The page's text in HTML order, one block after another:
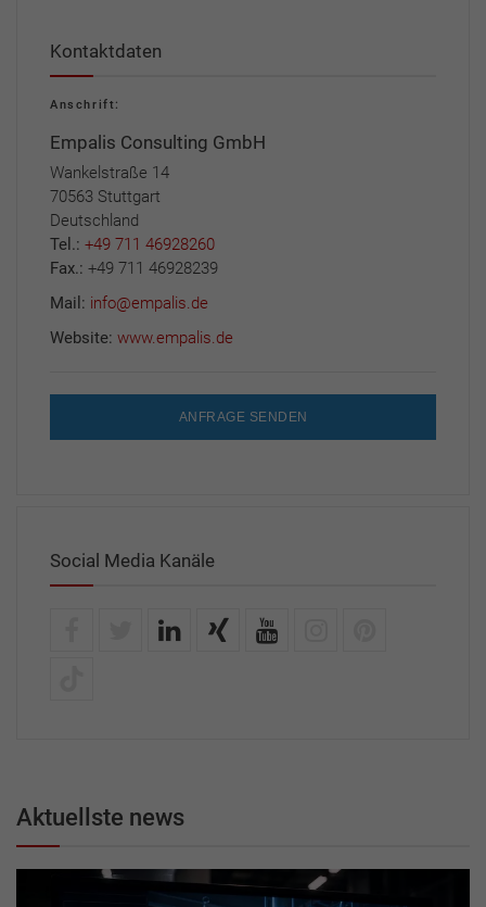
Kontaktdaten
Anschrift:
Empalis Consulting GmbH
Wankelstraße 14
70563 Stuttgart
Deutschland
Tel.: +49 711 46928260
Fax.: +49 711 46928239
Mail: info@empalis.de
Website: www.empalis.de
ANFRAGE SENDEN
Social Media Kanäle
Aktuellste news